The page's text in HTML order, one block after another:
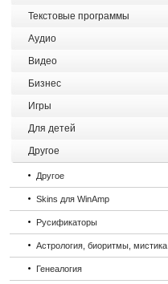
Текстовые программы
Аудио
Видео
Бизнес
Игры
Для детей
Другое
Другое
Skins для WinAmp
Русификаторы
Астрология, биоритмы, мистика
Генеалогия